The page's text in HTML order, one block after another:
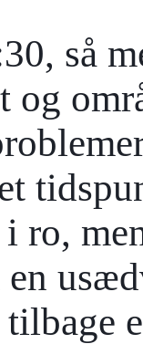
så
og
ro,